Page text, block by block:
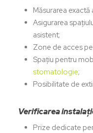
Măsurarea exactă
Asigurarea
asistent;
Zone de acces
Spațiu pentru
stomatologie;
Posibilitate de
Verificarea
Prize dedicate